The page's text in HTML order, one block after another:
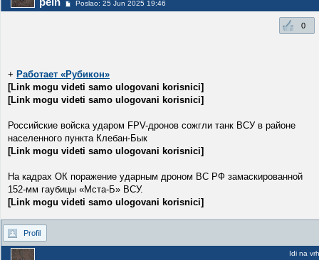
Poslao: 25 Jun 2025 19:46
0
+ Работает «Рубикон»
[Link mogu videti samo ulogovani korisnici]
[Link mogu videti samo ulogovani korisnici]
Российские войска ударом FPV-дронов сожгли танк ВСУ в районе
населенного пункта Клебан-Бык
[Link mogu videti samo ulogovani korisnici]
На кадрах ОК поражение ударным дроном ВС РФ замаскированной
152-мм гаубицы «Мста-Б» ВСУ.
[Link mogu videti samo ulogovani korisnici]
Profil
Idi na vrh